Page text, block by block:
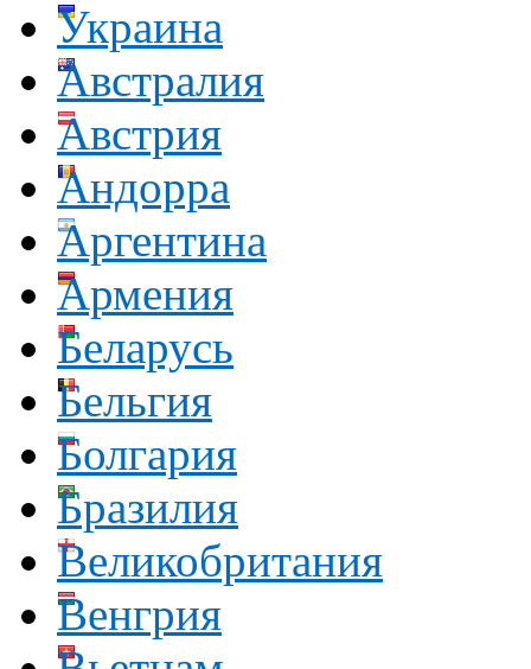
Украина
Австралия
Австрия
Андорра
Аргентина
Армения
Беларусь
Бельгия
Болгария
Бразилия
Великобритания
Венгрия